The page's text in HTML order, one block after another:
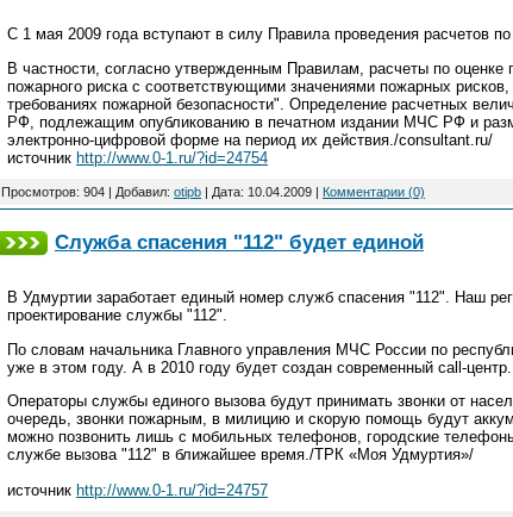
С 1 мая 2009 года вступают в силу Правила проведения расчетов по
В частности, согласно утвержденным Правилам, расчеты по оценке
пожарного риска с соответствующими значениями пожарных
требованиях пожарной безопасности". Определение расчетных
РФ, подлежащим опубликованию в печатном издании МЧС РФ и
электронно-цифровой форме на период их действия./consultant.ru/
источник http://www.0-1.ru/?id=24754
Просмотров: 904 | Добавил: otipb | Дата: 10.04.2009 | Комментарии (0)
Служба спасения "112" будет единой
В Удмуртии заработает единый номер служб спасения "112". Наш
проектирование службы "112".
По словам начальника Главного управления МЧС России по
уже в этом году. А в 2010 году будет создан современный call-центр.
Операторы службы единого вызова будут принимать звонки от
очередь, звонки пожарным, в милицию и скорую помощь будут
можно позвонить лишь с мобильных телефонов, городские
службе вызова "112" в ближайшее время./ТРК «Моя Удмуртия»/
источник http://www.0-1.ru/?id=24757